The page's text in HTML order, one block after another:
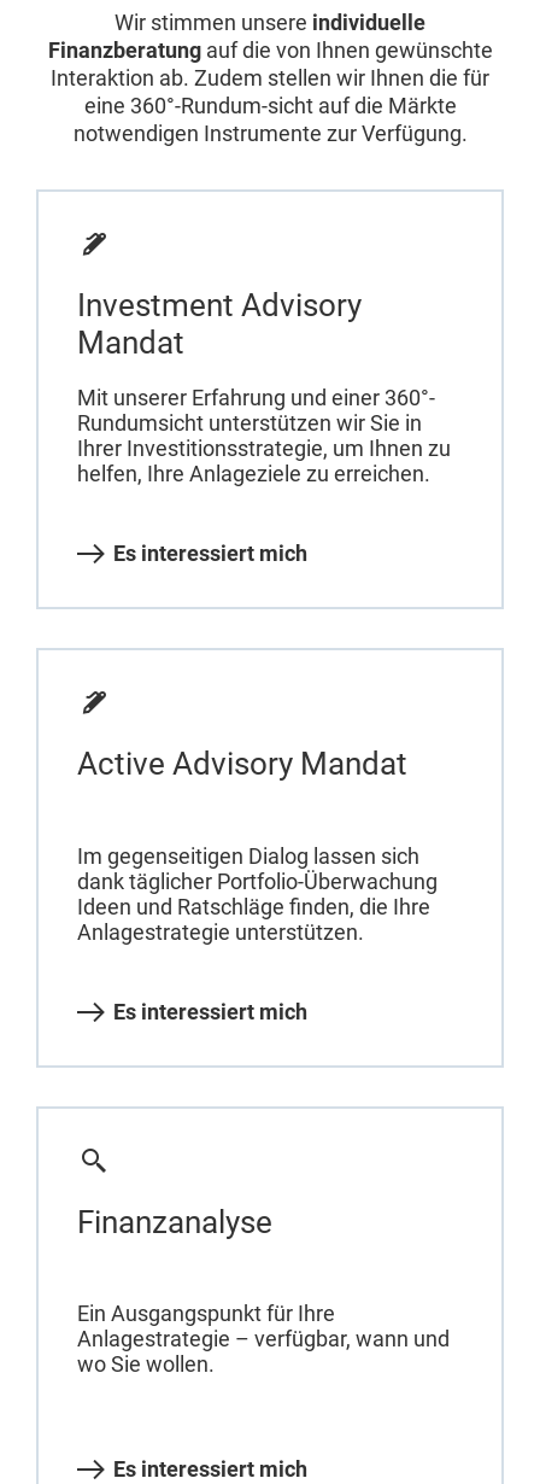
Wir stimmen unsere individuelle
Finanzberatungauf die von Ihnen gewünschte
Interaktion ab. Zudem stellen wir Ihnen die für
eine 360°-Rundum-sicht auf die Märkte
notwendigen Instrumente zur Verfügung.
Investment Advisory
Mandat
Mit unserer Erfahrung und einer 360°-
Rundumsicht unterstützen wir Sie in
Ihrer Investitionsstrategie, um Ihnen zu
helfen, Ihre Anlageziele zu erreichen.
Es interessiert mich
Active Advisory Mandat
Im gegenseitigen Dialog lassen sich
dank täglicher Portfolio-Überwachung
Ideen und Ratschläge finden, die Ihre
Anlagestrategie unterstützen.
Es interessiert mich
Finanzanalyse
Ein Ausgangspunkt für Ihre
Anlagestrategie – verfügbar, wann und
wo Sie wollen.
Es interessiert mich